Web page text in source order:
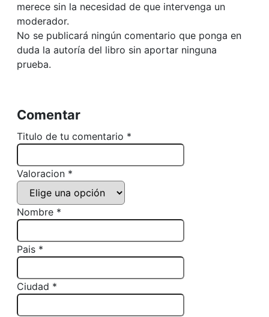
merece sin la necesidad de que intervenga un
moderador.
No se publicará ningún comentario que ponga en
duda la autoría del libro sin aportar ninguna
prueba.
Comentar
Titulo de tu comentario *
Valoracion *
Nombre *
Pais *
Ciudad *